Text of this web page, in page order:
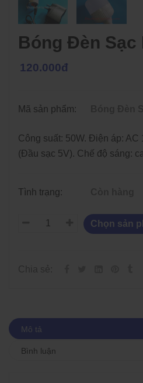
Bóng Đèn Sạc
120.000đ
Mã sản phẩm:
Công suất: 50W. Điện áp: AC
(Đầu sạc 5V). Chế độ sáng:
Tình trạng:
Chọn sản
Mô tả
Bình luận